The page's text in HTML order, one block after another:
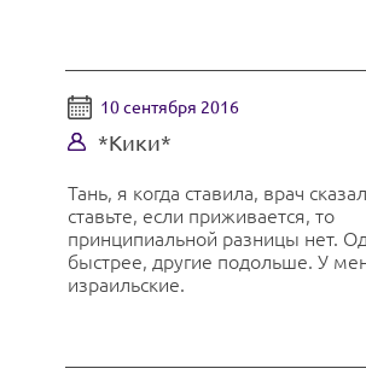
10 сентября 2016
*Кики*
Тань, я когда ставила, врач
ставьте, если приживается, то
принципиальной разницы нет.
быстрее, другие подольше. У
израильские.